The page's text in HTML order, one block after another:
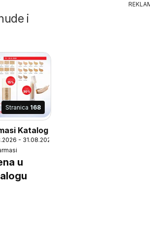
i
Stranica 168
Katalog
- 31.08.2026
u